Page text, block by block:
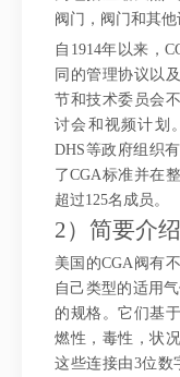
阀门，阀门和其他
自1914年以来，
同的管理协议以
节和技术委员会
讨会和视频计划
DHS等政府组织
了CGA标准并在
超过125名成员。
2）简要介绍
美国的CGA阀有
自己类型的适用
的规格。它们基
燃性，毒性，状
这些连接由3位数